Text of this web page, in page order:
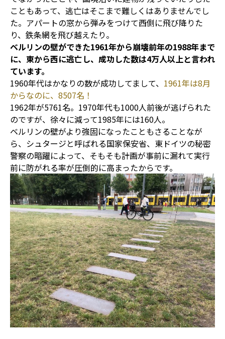
こともあって、逃亡はそこまで難しくはありませんでし
た。アパートの窓から弾みをつけて西側に飛び降りた
り、鉄条網を飛び越えたり。
ベルリンの壁ができた1961年から崩壊前年の1988年まで
に、東から西に逃亡し、成功した数は4万人以上と言われ
ています。
1960年代はかなりの数が成功してまして、 1961年は8月
からなのに、8507名！
1962年が5761名。1970年代も1000人前後が逃げられた
のですが、徐々に減って1985年には160人。
ベルリンの壁がより強固になったこともさることなが
ら、シュタージと呼ばれる国家保安省、東ドイツの秘密
警察の暗躍によって、そもそも計画が事前に漏れて実行
前に防がれる率が圧倒的に高まったからです。